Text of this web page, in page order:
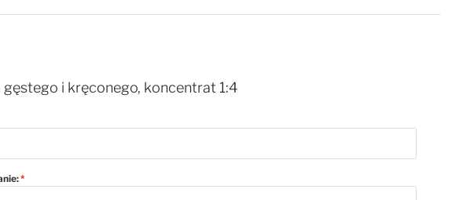
gęstego i kręconego, koncentrat 1:4